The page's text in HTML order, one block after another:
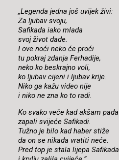
„Legenda jedna još uvijek živi:
Za ljubav svoju,
Safikada iako mlada
svoj život dade.
I ove noći neko će proći
tu pokraj zdanja Ferhadije,
neko ko beskrajno voli,
ko ljubav cijeni i ljubav krije.
Niko ga kažu video nije
i niko ne zna ko to radi.
Ko svako veče kad akšam pada
zapali svijeće Safikadi.
Tužno je bilo kad haber stiže
da on se nikada vratiti neće.
Pred top je stala lijepa Safikada